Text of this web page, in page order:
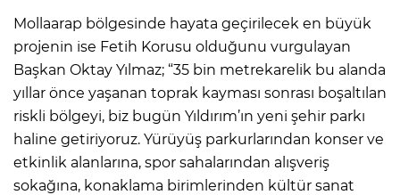
Mollaarap bölgesinde hayata geçirilecek en büyük
projenin ise Fetih Korusu olduğunu vurgulayan
Başkan Oktay Yılmaz; “35 bin metrekarelik bu alanda
yıllar önce yaşanan toprak kayması sonrası boşaltılan
riskli bölgeyi, biz bugün Yıldırım’ın yeni şehir parkı
haline getiriyoruz. Yürüyüş parkurlarından konser ve
etkinlik alanlarına, spor sahalarından alışveriş
sokağına, konaklama birimlerinden kültür sanat